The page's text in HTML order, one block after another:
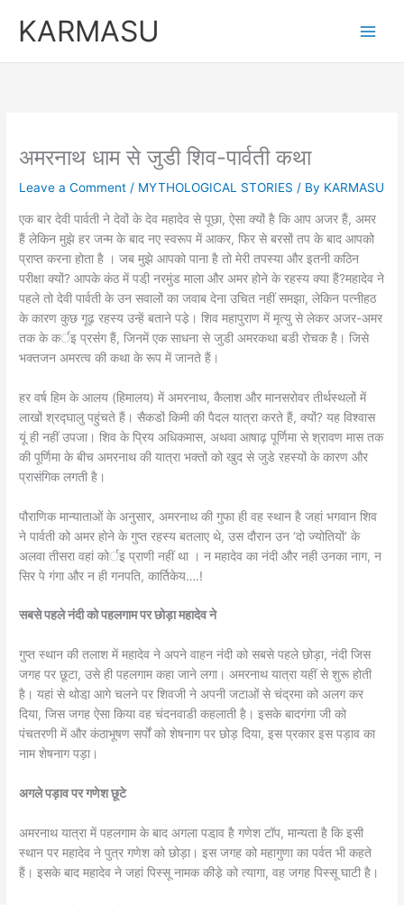
KARMASU
अमरनाथ धाम से जुडी शिव-पार्वती कथा
Leave a Comment / MYTHOLOGICAL STORIES / By KARMASU
एक बार देवी पार्वती ने देवों के देव महादेव से पूछा, ऐसा क्यों है कि आप अजर हैं, अमर
हैं लेकिन मुझे हर जन्म के बाद नए स्वरूप में आकर, फिर से बरसों तप के बाद आपको
प्राप्त करना होता है । जब मुझे आपको पाना है तो मेरी तपस्या और इतनी कठिन
परीक्षा क्यों? आपके कंठ में पडी़ नरमुंड माला और अमर होने के रहस्य क्या हैं?महादेव ने
पहले तो देवी पार्वती के उन सवालों का जवाब देना उचित नहीं समझा, लेकिन पत्नीहठ
के कारण कुछ गूढ़ रहस्य उन्हें बताने पडे़। शिव महापुराण में मृत्यु से लेकर अजर-अमर
तक के कर्इ प्रसंंग हैं, जिनमें एक साधना से जुडी अमरकथा बडी रोचक है। जिसे
भक्तजन अमरत्व की कथा के रूप में जानते हैं।
हर वर्ष हिम के आलय (हिमालय) में अमरनाथ, कैलाश और मानसरोवर तीर्थस्थलों में
लाखों श्रद्घालु पहुंचते हैं। सैकडों किमी की पैदल यात्रा करते हैं, क्यों? यह विश्वास
यूं ही नहीं उपजा। शिव के प्रिय अधिकमास, अथवा आषाढ़ पूर्णिमा से श्रावण मास तक
की पूर्णिमा के बीच अमरनाथ की यात्रा भक्तों को खुद से जुडे रहस्यों के कारण और
प्रासंगिक लगती है।
पौराणिक मान्याताओं के अनुसार, अमरनाथ की गुफा ही वह स्थान है जहां भगवान शिव
ने पार्वती को अमर होने के गुप्त रहस्य बतलाए थे, उस दौरान उन ‘दो ज्योतियों’ के
अलवा तीसरा वहां कोर्इ प्राणी नहीं था । न महादेव का नंदी और नही उनका नाग, न
सिर पे गंगा और न ही गनपति, कार्तिकेय….!
सबसे पहले नंदी को पहलगाम पर छोड़ा महादेव ने
गुप्त स्थान की तलाश में महादेव ने अपने वाहन नंदी को सबसे पहले छोड़ा, नंदी जिस
जगह पर छूटा, उसे ही पहलगाम कहा जाने लगा। अमरनाथ यात्रा यहीं से शुरू होती
है। यहां से थोडा़ आगे चलने पर शिवजी ने अपनी जटाओं से चंद्रमा को अलग कर
दिया, जिस जगह ऐसा किया वह चंदनवाडी कहलाती है। इसके बादगंगा जी को
पंचतरणी में और कंठाभूषण सर्पों को शेषनाग पर छोड़ दिया, इस प्रकार इस पड़ाव का
नाम शेषनाग पड़ा।
अगले पड़ाव पर गणेश छूटे
अमरनाथ यात्रा में पहलगाम के बाद अगला पडा़व है गणेश टॉप, मान्यता है कि इसी
स्थान पर महादेव ने पुत्र गणेश को छोड़ा। इस जगह को महागुणा का पर्वत भी कहते
हैं। इसके बाद महादेव ने जहां पिस्सू नामक कीडे़ को त्यागा, वह जगह पिस्सू घाटी है।